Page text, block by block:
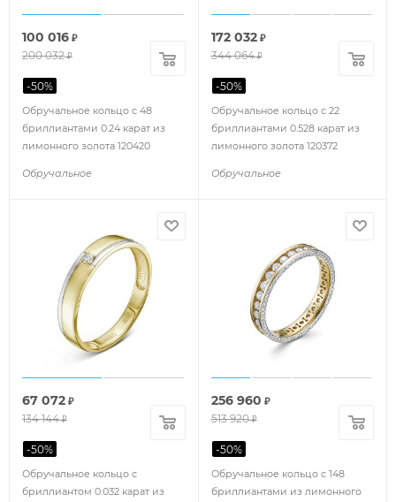
Обручальное кольцо с 48
бриллиантами 0.24 карат из
лимонного золота 120420
Обручальное
100 016 ₽
200 032₽
-50%
Обручальное кольцо с 22
бриллиантами 0.528 карат из
лимонного золота 120372
Обручальное
172 032₽
344 064₽
-50%
Обручальное кольцо с
бриллиантом 0.032 карат из
67 072 ₽
134 144₽
-50%
Обручальное кольцо с 148
бриллиантами из лимонного
256 960 ₽
513 920₽
-50%